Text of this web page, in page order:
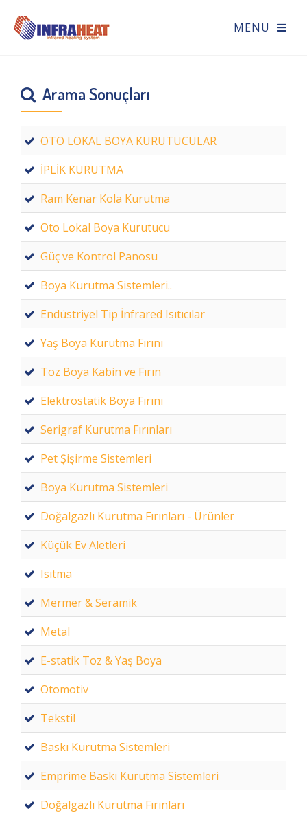
Arama Sonuçları
OTO LOKAL BOYA KURUTUCULAR
İPLİK KURUTMA
Ram Kenar Kola Kurutma
Oto Lokal Boya Kurutucu
Güç ve Kontrol Panosu
Boya Kurutma Sistemleri..
Endüstriyel Tip İnfrared Isıtıcılar
Yaş Boya Kurutma Fırını
Toz Boya Kabin ve Fırın
Elektrostatik Boya Fırını
Serigraf Kurutma Fırınları
Pet Şişirme Sistemleri
Boya Kurutma Sistemleri
Doğalgazlı Kurutma Fırınları - Ürünler
Küçük Ev Aletleri
Isıtma
Mermer & Seramik
Metal
E-statik Toz & Yaş Boya
Otomotiv
Tekstil
Baskı Kurutma Sistemleri
Emprime Baskı Kurutma Sistemleri
Doğalgazlı Kurutma Fırınları